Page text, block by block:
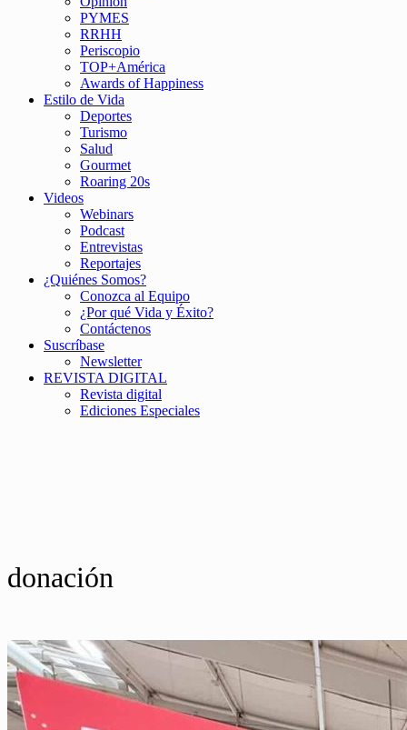
PYMES
RRHH
Periscopio
TOP+América
Awards of Happiness
Estilo de Vida
Deportes
Turismo
Salud
Gourmet
Roaring 20s
Videos
Webinars
Podcast
Entrevistas
Reportajes
¿Quiénes Somos?
Conozca al Equipo
¿Por qué Vida y Éxito?
Contáctenos
Suscríbase
Newsletter
REVISTA DIGITAL
Revista digital
Ediciones Especiales
donación